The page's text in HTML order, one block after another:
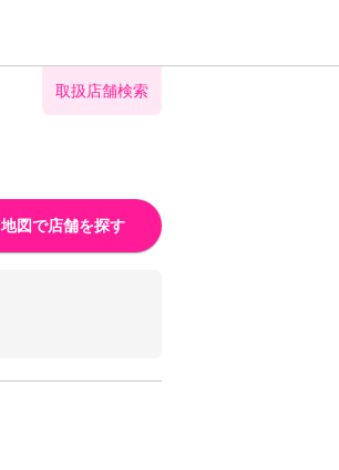
取扱店舗検索
地図で店舗を探す